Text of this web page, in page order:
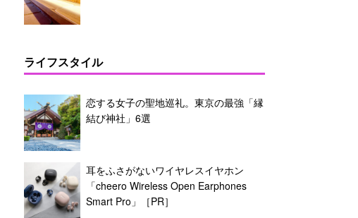
ライフスタイル
恋する女子の聖地巡礼。東京の最強「縁
結び神社」6選
耳をふさがないワイヤレスイヤホン
「cheero Wireless Open Earphones
Smart Pro」［PR］